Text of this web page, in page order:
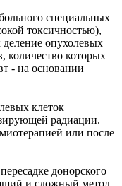
специальных
токсичностью),
опухолевых
количество которых
- на основании
клеток
радиации.
или после
донорского
и сложный метод